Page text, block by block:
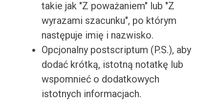
takie jak "Z poważaniem" lub "Z
wyrazami szacunku", po którym
następuje imię i nazwisko.
Opcjonalny postscriptum (P.S.), aby
dodać krótką, istotną notatkę lub
wspomnieć o dodatkowych
istotnych informacjach.